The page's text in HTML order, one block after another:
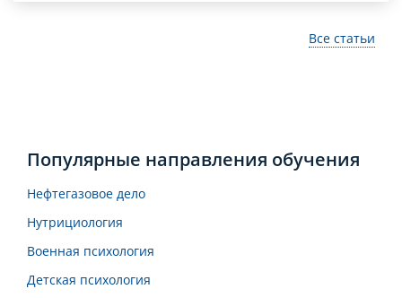
Все статьи
Популярные направления обучения
Нефтегазовое дело
Нутрициология
Военная психология
Детская психология